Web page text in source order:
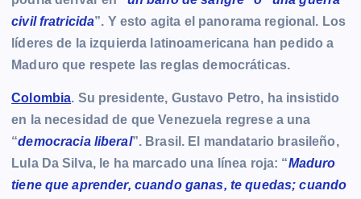
civil fratricida”. Y esto agita el panorama regional. Los
líderes de la izquierda latinoamericana han pedido a
Maduro que respete las reglas democráticas.
Colombia. Su presidente, Gustavo Petro, ha insistido
en la necesidad de que Venezuela regrese a una
“democracia liberal”. Brasil. El mandatario brasileño,
Lula Da Silva, le ha marcado una línea roja: “Maduro
tiene que aprender, cuando ganas, te quedas; cuando